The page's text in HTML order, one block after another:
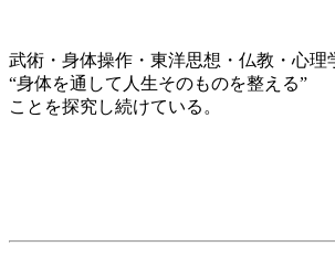
武術・身体操作・東洋思想・仏教・心理
“身体を通して人生そのものを整える”
ことを探究し続けている。